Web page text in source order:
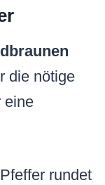
die nötige
eine
rundet